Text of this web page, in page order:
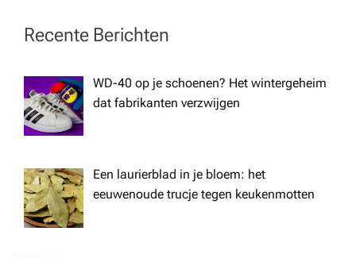
a
v
i
g
a
Recente Berichten
WD-40 op je schoenen? Het wintergeheim
dat fabrikanten verzwijgen
Een laurierblad in je bloem: het
eeuwenoude trucje tegen keukenmotten